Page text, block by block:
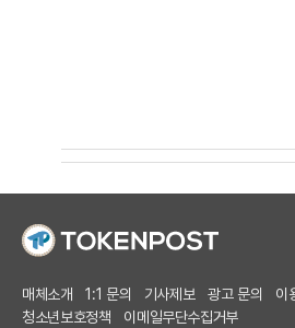
매체소개 1:1 문의 기사제보 광고 문의 이
청소년보호정책
이메일무단수집거부